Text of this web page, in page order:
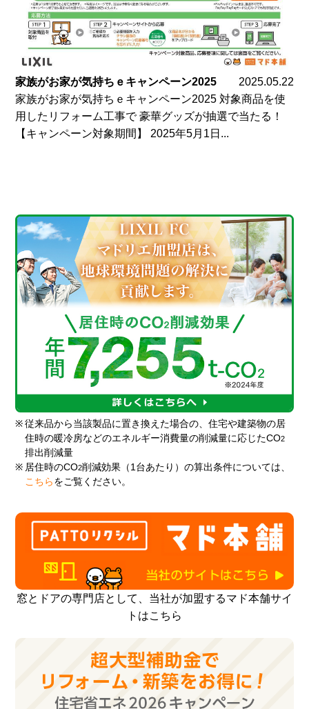
家族がお家が気持ちｅキャンペーン2025
2025.05.22
家族がお家が気持ちｅキャンペーン2025 対象商品を使
用したリフォーム工事で 豪華グッズが抽選で当たる！
【キャンペーン対象期間】 2025年5月1日...
※ 従来品から当該製品に置き換えた場合の、住宅や建築物の居
住時の暖冷房などのエネルギー消費量の削減量に応じたCO2
排出削減量
※ 居住時のCO2削減効果（1台あたり）の算出条件については、
こちら をご覧ください。
窓とドアの専門店として、当社が加盟するマド本舗サイ
トはこちら